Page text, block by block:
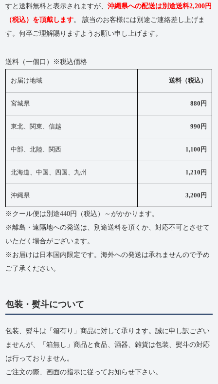
すと送料無料と表示されますが、沖縄県への配送は別途送料2,200円
（税込）を頂戴します。 該当のお客様には別途ご連絡差し上げま
す。何卒ご理解賜りますようお願い申し上げます。
送料（一個口）※税込価格
お届け地域 送料（税込）
宮城県 880円
東北、関東、信越 990円
中部、北陸、関西 1,100円
北海道、中国、四国、九州 1,210円
沖縄県 3,200円
※クール便は別途440円（税込）～がかかります。
※離島・遠隔地への発送は、別途送料を頂くか、対応不可とさせて
いただく場合がございます。
※お届けは日本国内限定です。海外への発送は承れませんので予め
ご了承ください。
包装・熨斗について
包装、熨斗は「箱有り」商品に対して承ります。誠に申し訳ござい
ませんが、「箱無し」商品と食品、酒器、雑貨は包装、熨斗の対応
は行っておりません。
ご注文の際、画面の指示に従ってお知らせ下さい。